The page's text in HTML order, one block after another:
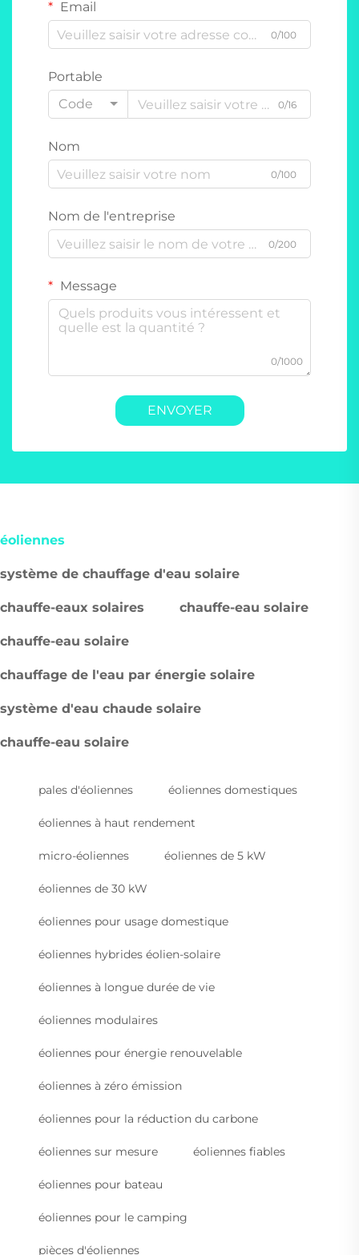
Email
0/100
Portable
Code
0/16
Nom
0/100
Nom de l'entreprise
0/200
Message
0/1000
ENVOYER
éoliennes
système de chauffage d'eau solaire
chauffe-eaux solaires chauffe-eau solaire
chauffe-eau solaire
chauffage de l'eau par énergie solaire
système d'eau chaude solaire
chauffe-eau solaire
pales d'éoliennes éoliennes domestiques
éoliennes à haut rendement
micro-éoliennes éoliennes de 5 kW
éoliennes de 30 kW
éoliennes pour usage domestique
éoliennes hybrides éolien-solaire
éoliennes à longue durée de vie
éoliennes modulaires
éoliennes pour énergie renouvelable
éoliennes à zéro émission
éoliennes pour la réduction du carbone
éoliennes sur mesure éoliennes fiables
éoliennes pour bateau
éoliennes pour le camping
pièces d'éoliennes